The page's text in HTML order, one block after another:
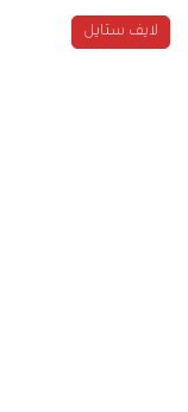
لايف ستايل